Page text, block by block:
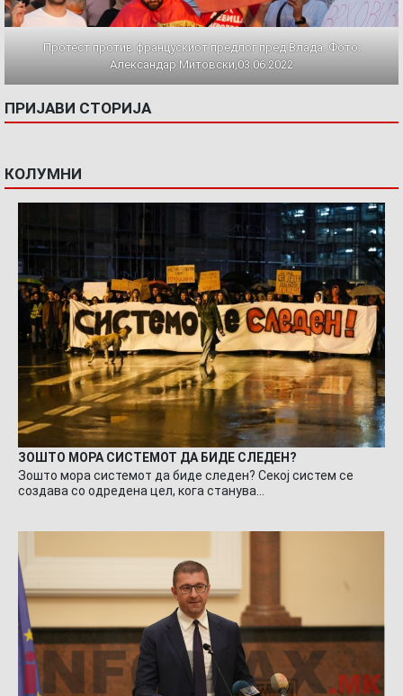
Протест против францускиот предлог пред Влада. Фото:
Александар Митовски,03.06.2022
ПРИЈАВИ СТОРИЈА
КОЛУМНИ
ЗОШТО МОРА СИСТЕМОТ ДА БИДЕ СЛЕДЕН?
Зошто мора системот да биде следен? Секој систем се
создава со одредена цел, кога станува…